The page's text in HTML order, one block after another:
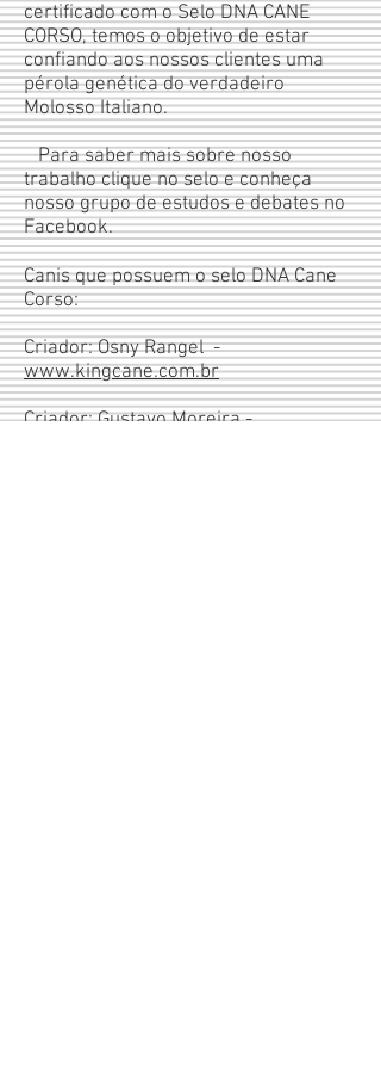
certificado com o Selo DNA CANE
CORSO, temos o objetivo de estar
confiando aos nossos clientes uma
pérola genética do verdadeiro
Molosso Italiano.
Para saber mais sobre nosso
trabalho clique no selo e conheça
nosso grupo de estudos e debates no
Facebook.
Canis que possuem o selo DNA Cane
Corso:
Criador: Osny Rangel -
www.kingcane.com.br
Criador: Gustavo Moreira -